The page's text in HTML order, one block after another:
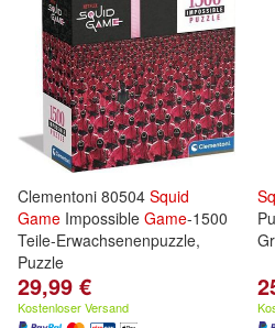
Clementoni 80504 Squid
Game Impossible Game-1500
Teile-Erwachsenenpuzzle,
Puzzle
29,99 €
Kostenloser Versand